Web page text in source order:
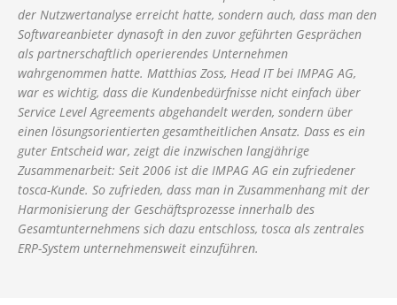
der Nutzwertanalyse erreicht hatte, sondern auch, dass man den
Softwareanbieter dynasoft in den zuvor geführten Gesprächen
als partnerschaftlich operierendes Unternehmen
wahrgenommen hatte. Matthias Zoss, Head IT bei IMPAG AG,
war es wichtig, dass die Kundenbedürfnisse nicht einfach über
Service Level Agreements abgehandelt werden, sondern über
einen lösungsorientierten gesamtheitlichen Ansatz. Dass es ein
guter Entscheid war, zeigt die inzwischen langjährige
Zusammenarbeit: Seit 2006 ist die IMPAG AG ein zufriedener
tosca-Kunde. So zufrieden, dass man in Zusammenhang mit der
Harmonisierung der Geschäftsprozesse innerhalb des
Gesamtunternehmens sich dazu entschloss, tosca als zentrales
ERP-System unternehmensweit einzuführen.